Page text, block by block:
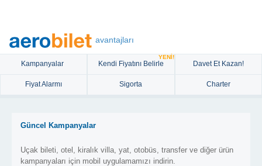
avantajları
Kampanyalar Kendi Fiyatını Belirle
YENİ!
Davet Et Kazan!
Fiyat Alarmı Sigorta Charter
Güncel Kampanyalar
Uçak bileti, otel, kiralık villa, yat, otobüs, transfer ve diğer ürün
kampanyaları için mobil uygulamamızı indirin.